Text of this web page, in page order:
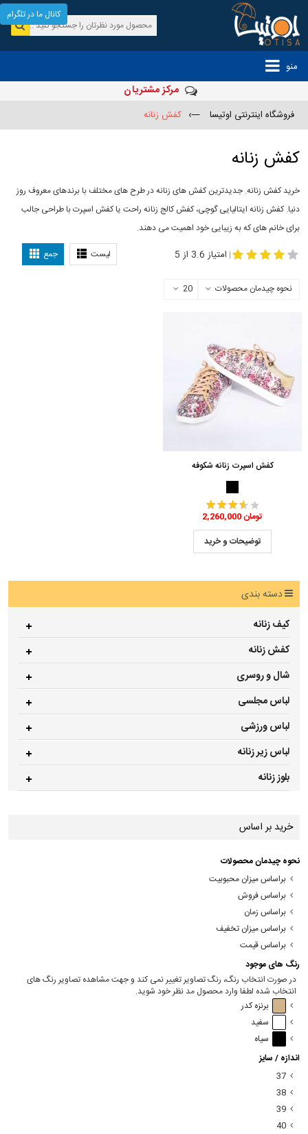
منو
مرکز مشتریان
فروشگاه اینترنتی اوتیسا —› کفش زنانه
کفش زنانه
خرید کفش زنانه. جدیدترین کفش های زنانه در طرح های مختلف با برندهای معروف روز
دنیا. کفش زنانه ایتالیایی گوچی، کفش کالج زنانه راحت یا کفش اسپرت با طراحی جالب
برای خانم های که به زیبایی خود اهمیت می دهند.
لیست جمع | امتیاز 3.6 از 5
نحوه چیدمان محصولات 20
کفش اسپرت زنانه شکوفه
2,260,000 تومان
توضیحات و خرید
دسته بندی
کیف زنانه
کفش زنانه
شال و روسری
لباس مجلسی
لباس ورزشی
لباس زیر زنانه
بلوز زنانه
خرید بر اساس
نحوه چیدمان محصولات
براساس میزان محبوبیت
براساس فروش
براساس زمان
براساس میزان تخفیف
براساس قیمت
رنگ های موجود
در صورت انتخاب رنگ، رنگ تصاویر تغییر نمی کند و جهت مشاهده تصاویر رنگ های
انتخاب شده لطفا وارد محصول مد نظر خود شوید.
برنزه کدر
سفید
سیاه
اندازه / سایز
37
38
39
40
کانال ما در تلگرام